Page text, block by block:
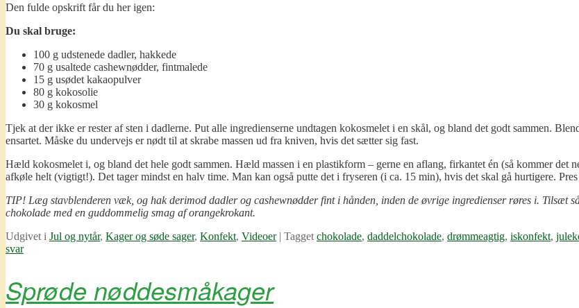
Den fulde opskrift får du her igen:
Du skal bruge:
100 g udstenede dadler, hakkede
70 g usaltede cashewnødder, fintmalede
15 g usødet kakaopulver
80 g kokosolie
30 g kokosmel
Tjek at der ikke er rester af sten i dadlerne. Put alle ingredienserne undtagen kokosmelet i en skål, og bland det godt sammen.
ensartet. Måske du undervejs er nødt til at skrabe massen ud fra kniven, hvis det sætter sig fast.
Hæld kokosmelet i, og bland det hele godt sammen. Hæld massen i en plastikform – gerne en aflang, firkantet én (så kommer det
afkøle helt (vigtigt!). Det tager mindst en halv time. Man kan også putte det i fryseren (i ca. 15 min), hvis det skal gå hurtigere.
TIP! Læg stavblenderen væk, og hak derimod dadler og cashewnødder fint i hånden, inden de øvrige ingredienser røres i. Tilsæt
chokolade med en guddommelig smag af orangekrokant.
Udgivet i Jul og nytår, Kager og søde sager, Konfekt, Videoer | Tagget chokolade, daddelchokolade, drømmeagtig, iskonfekt,
svar
Sprøde nøddesmåkager